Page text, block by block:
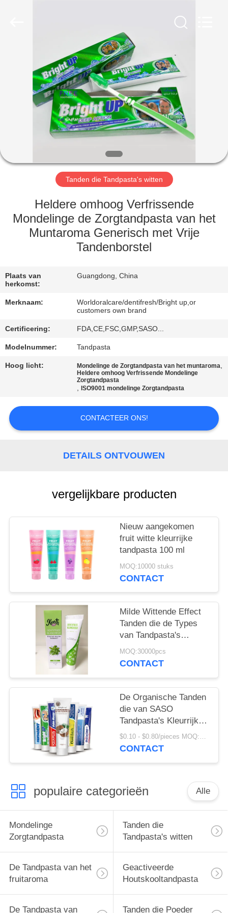
PRODUCTEN
VIDEO'S
ONGEVEER
ONS
FABRIEKSREIS
KWALITEITSCONTROLE
ONS
OM
EEN
CITAAT
PRIVACYBELEID
Tanden die Tandpasta's witten
Heldere omhoog Verfrissende
Mondelinge de Zorgtandpasta van het
Muntaroma Generisch met Vrije
Tandenborstel
Plaats van
herkomst:
Guangdong, China
Merknaam:
Worldoralcare/dentifresh/Bright up,or
customers own brand
Certificering: FDA,CE,FSC,GMP,SASO...
Modelnummer: Tandpasta
Hoog licht: Mondelinge de Zorgtandpasta van het muntaroma,
Heldere omhoog Verfrissende Mondelinge
Zorgtandpasta
, ISO9001 mondelinge Zorgtandpasta
CONTACTEER ONS!
DETAILS ONTVOUWEN
vergelijkbare producten
Nieuw aangekomen
fruit witte kleurrijke
tandpasta 100 ml
MOQ:10000 stuks
CONTACT
Milde Wittende Effect
Tanden die de Types
van Tandpasta's
Mondelinge Zorg
Tandzorgproducten 50g
MOQ:30000pcs
CONTACT
De Organische Tanden
die van SASO
Tandpasta's Kleurrijk
Crystal Anti Cavity
witten
$0.10 - $0.80/pieces MOQ:500 stukken
CONTACT
populaire categorieën Alle
Mondelinge
Zorgtandpasta
Tanden die
Tandpasta's witten
De Tandpasta van het
fruitaroma
Geactiveerde
Houtskooltandpasta
De Tandpasta van Tanden die Poeder